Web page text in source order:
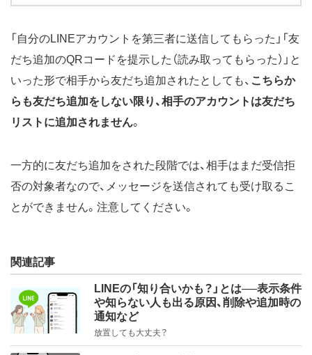
「自分のLINEアカウントを第三者に送信してもらった」「友
だち追加のQRコードを提示した（読み取ってもらった）」と
いった形で相手から友だち追加されたとしても、 こちらか
らも友だち追加をしない限り、相手のアカウントは友だち
リストに追加されません。
一方的に友だち追加をされた段階では、相手はまだ受信拒
否の対象者なので、メッセージを送信されても受け取るこ
とができません。注意してください。
関連記事
LINEの「知り合いかも？」とは──表示条件
や知らない人も出る原因、削除や追加時の
通知など
放置しても大丈夫？